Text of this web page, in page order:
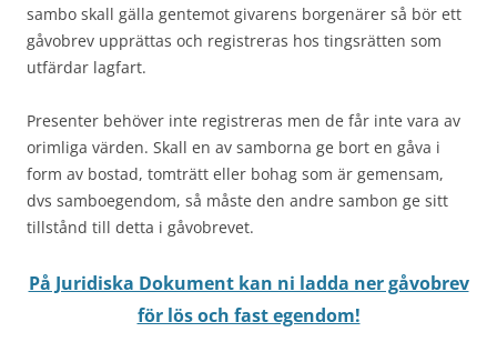
sambo skall gälla gentemot givarens borgenärer så bör ett
gåvobrev upprättas och registreras hos tingsrätten som
utfärdar lagfart.
Presenter behöver inte registreras men de får inte vara av
orimliga värden. Skall en av samborna ge bort en gåva i
form av bostad, tomträtt eller bohag som är gemensam,
dvs samboegendom, så måste den andre sambon ge sitt
tillstånd till detta i gåvobrevet.
På Juridiska Dokument kan ni ladda ner gåvobrev
för lös och fast egendom!